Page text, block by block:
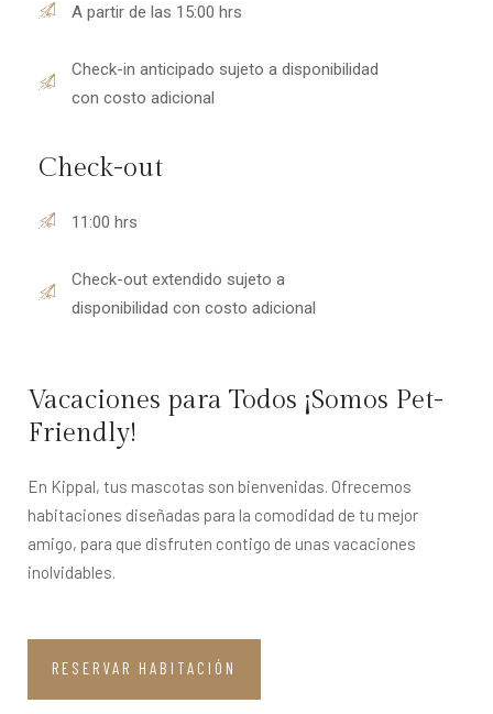
A partir de las 15:00 hrs
Check-in anticipado sujeto a disponibilidad
con costo adicional
Check-out
11:00 hrs
Check-out extendido sujeto a
disponibilidad con costo adicional
Vacaciones para Todos ¡Somos Pet-
Friendly!
En Kippal, tus mascotas son bienvenidas. Ofrecemos
habitaciones diseñadas para la comodidad de tu mejor
amigo, para que disfruten contigo de unas vacaciones
inolvidables.
RESERVAR HABITACIÓN